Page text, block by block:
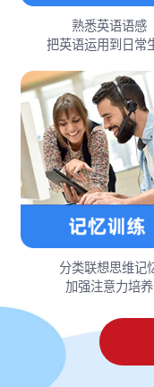
熟悉英语语感
把英语运用到日常
分类联想思维记
加强注意力培养